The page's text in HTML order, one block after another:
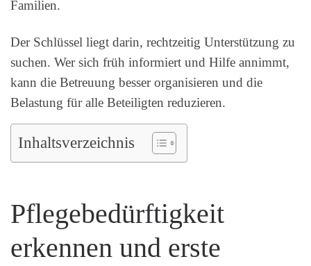
Familien.
Der Schlüssel liegt darin, rechtzeitig Unterstützung zu
suchen. Wer sich früh informiert und Hilfe annimmt,
kann die Betreuung besser organisieren und die
Belastung für alle Beteiligten reduzieren.
Inhaltsverzeichnis
Pflegebedürftigkeit
erkennen und erste